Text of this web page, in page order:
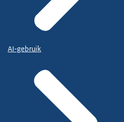
AI-gebruik